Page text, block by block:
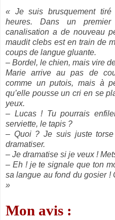
« Je suis brusquement
heures. Dans un
canalisation a de nouveau
maudit clebs est en train de
coups de langue gluante.
– Bordel, le chien, mais vire
Marie arrive au pas de
comme un putois, mais à
qu’elle pousse un cri en se
yeux.
– Lucas ! Tu pourrais
serviette, le tapis ?
– Quoi ? Je suis juste
dramatiser.
– Je dramatise si je veux !
– Eh ! je te signale que ton
sa langue au fond du gosier !
»
Mon avis :